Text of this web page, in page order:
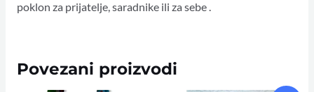
poklon za prijatelje, saradnike ili za sebe .
Povezani proizvodi